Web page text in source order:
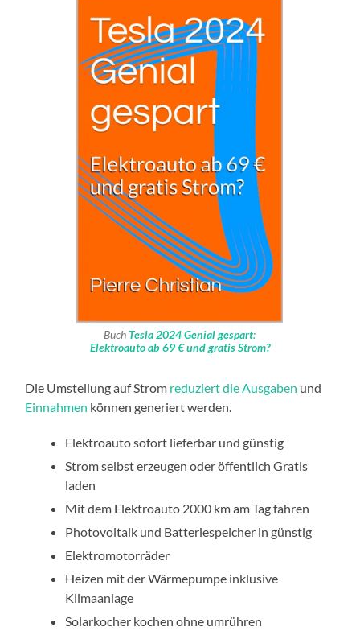
BuchTesla 2024 Genial gespart:
Elektroauto ab 69 € und gratis Strom?
Die Umstellung auf Strom reduziert die Ausgaben und
Einnahmen können generiert werden.
Elektroauto sofort lieferbar und günstig
Strom selbst erzeugen oder öffentlich Gratis
laden
Mit dem Elektroauto 2000 km am Tag fahren
Photovoltaik und Batteriespeicher in günstig
Elektromotorräder
Heizen mit der Wärmepumpe inklusive
Klimaanlage
Solarkocher kochen ohne umrühren